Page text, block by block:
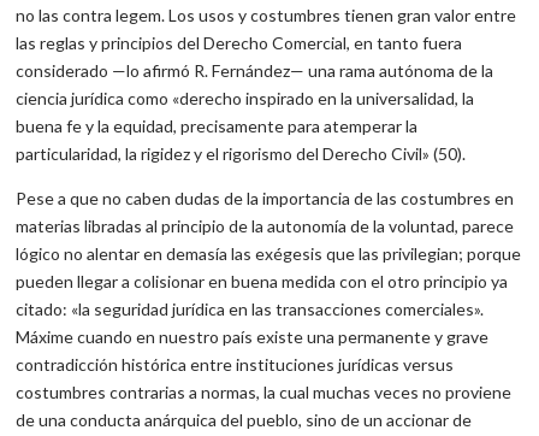
no las contra legem. Los usos y costumbres tienen gran valor entre
las reglas y principios del Derecho Comercial, en tanto fuera
considerado —lo afirmó R. Fernández— una rama autónoma de la
ciencia jurídica como «derecho inspirado en la universalidad, la
buena fe y la equidad, precisamente para atemperar la
particularidad, la rigidez y el rigorismo del Derecho Civil» (50).
Pese a que no caben dudas de la importancia de las costumbres en
materias libradas al principio de la autonomía de la voluntad, parece
lógico no alentar en demasía las exégesis que las privilegian; porque
pueden llegar a colisionar en buena medida con el otro principio ya
citado: «la seguridad jurídica en las transacciones comerciales».
Máxime cuando en nuestro país existe una permanente y grave
contradicción histórica entre instituciones jurídicas versus
costumbres contrarias a normas, la cual muchas veces no proviene
de una conducta anárquica del pueblo, sino de un accionar de